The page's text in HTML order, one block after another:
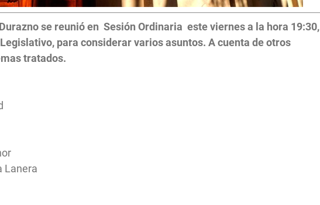
se reunió en Sesión Ordinaria este viernes a la hora 19:30,
para considerar varios asuntos. A cuenta de otros
tratados.
Lanera